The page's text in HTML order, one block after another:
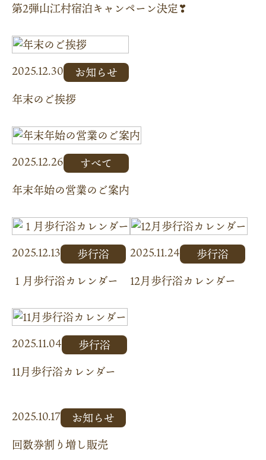
第2弾山江村宿泊キャンペーン決定❣
2025.12.30
お知らせ
年末のご挨拶
2025.12.26
すべて
年末年始の営業のご案内
2025.12.13
歩行浴
１月歩行浴カレンダー
2025.11.24
歩行浴
12月歩行浴カレンダー
2025.11.04
歩行浴
11月歩行浴カレンダー
2025.10.17
お知らせ
回数券割り増し販売